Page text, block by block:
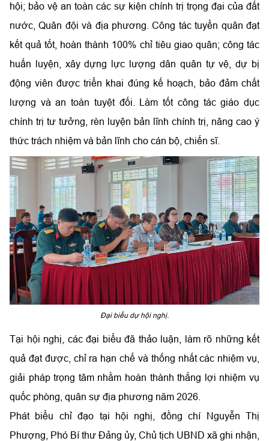
hội; bảo vệ an toàn các sự kiện chính trị trọng đại của đất
nước, Quân đội và địa phương. Công tác tuyển quân đạt
kết quả tốt, hoàn thành 100% chỉ tiêu giao quân; công tác
huấn luyện, xây dựng lực lượng dân quân tự vệ, dự bị
động viên được triển khai đúng kế hoạch, bảo đảm chất
lượng và an toàn tuyệt đối. Làm tốt công tác giáo dục
chính trị tư tưởng, rèn luyện bản lĩnh chính trị, nâng cao ý
thức trách nhiệm và bản lĩnh cho cán bộ, chiến sĩ.
Đại biểu dự hội nghị.
Tại hội nghị, các đại biểu đã thảo luận, làm rõ những kết
quả đạt được, chỉ ra hạn chế và thống nhất các nhiệm vụ,
giải pháp trọng tâm nhằm hoàn thành thắng lợi nhiệm vụ
quốc phòng, quân sự địa phương năm 2026.
Phát biểu chỉ đạo tại hội nghị, đồng chí Nguyễn Thị
Phượng, Phó Bí thư Đảng ủy, Chủ tịch UBND xã ghi nhận,